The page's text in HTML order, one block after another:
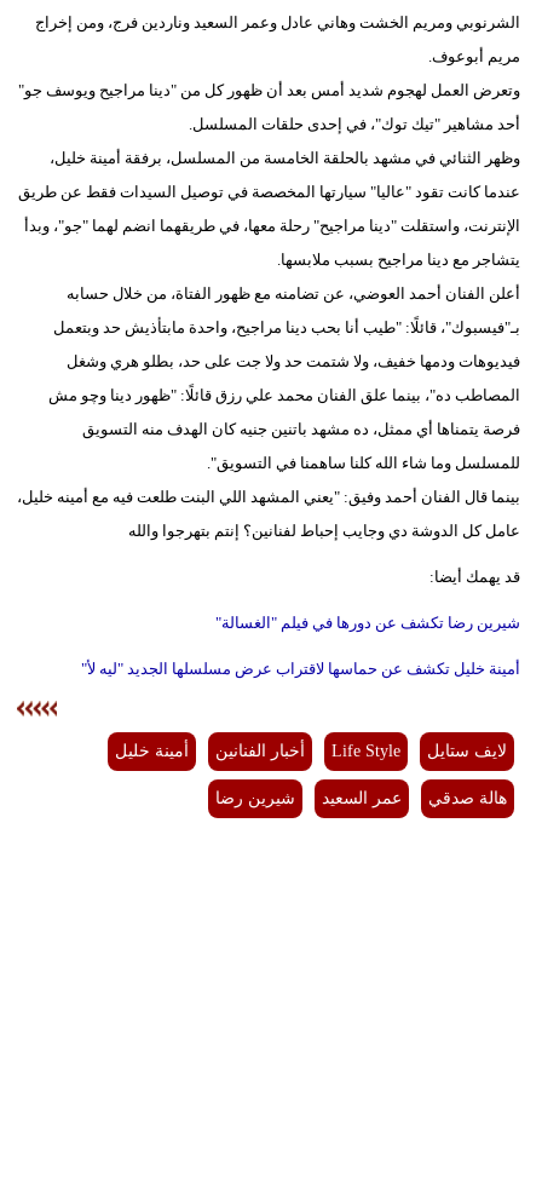
الشرنوبي ومريم الخشت وهاني عادل وعمر ‏السعيد وناردين فرج، ومن إخراج
مريم أبوعوف.
وتعرض العمل لهجوم شديد أمس بعد أن ظهور كل من "دينا مراجيح ويوسف جو"
أحد مشاهير "تيك توك"، في إحدى حلقات المسلسل.
وظهر الثنائي في مشهد بالحلقة الخامسة من المسلسل، برفقة أمينة خليل،
عندما كانت تقود "عاليا" سيارتها المخصصة في توصيل السيدات فقط عن طريق
الإنترنت، واستقلت "دينا مراجيح" رحلة معها، في طريقهما انضم لهما "جو"، وبدأ
يتشاجر مع دينا مراجيح بسبب ملابسها.
أعلن الفنان أحمد العوضي، عن تضامنه مع ظهور الفتاة، من خلال حسابه
بـ"فيسبوك"، قائلًا: "طيب أنا بحب دينا مراجيح، واحدة مابتأذيش حد وبتعمل
فيديوهات ودمها خفيف، ولا شتمت حد ولا جت على حد، بطلو هري وشغل
المصاطب ده"، بينما علق الفنان محمد علي رزق قائلًا: "ظهور دينا وچو مش
فرصة يتمناها أي ممثل، ده مشهد باتنين جنيه كان الهدف منه التسويق
للمسلسل وما شاء الله كلنا ساهمنا في التسويق".
بينما قال الفنان أحمد وفيق: "يعني المشهد اللي البنت طلعت فيه مع أمينه خليل،
عامل كل الدوشة دي وجايب إحباط لفنانين؟ إنتم بتهرجوا والله
قد يهمك أيضا:
شيرين رضا تكشف عن دورها في فيلم "الغسالة"‏
أمينة خليل تكشف عن حماسها لاقتراب عرض مسلسلها الجديد "ليه لأ"
لايف ستايل Life Style أخبار الفنانين أمينة خليل
هالة صدقي عمر ‏السعيد شيرين رضا